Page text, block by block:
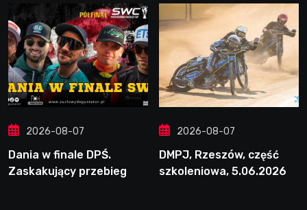
2026-08-07
Dania w finale DPŚ.
Zaskakujący przebieg
2026-08-07
DMPJ, Rzeszów, część
szkoleniowa, 5.06.2026